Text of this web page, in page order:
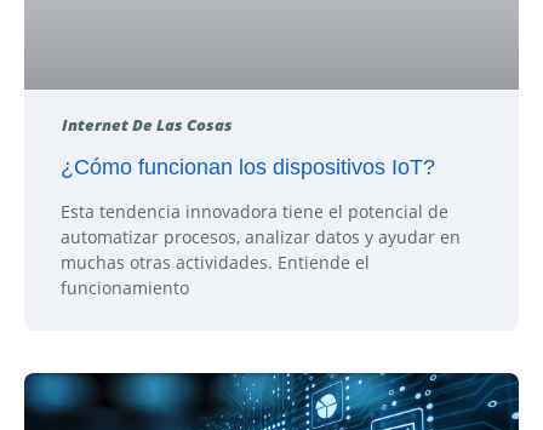
Internet De Las Cosas
¿Cómo funcionan los dispositivos IoT?
Esta tendencia innovadora tiene el potencial de
automatizar procesos, analizar datos y ayudar en
muchas otras actividades. Entiende el
funcionamiento